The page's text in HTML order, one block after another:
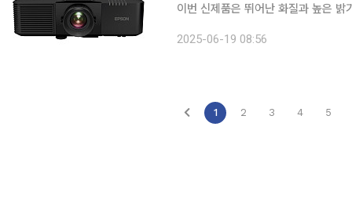
이번 신제품은 뛰어난 화질과 높은
즈니스 환경 및 교육 현장에 적합하다
2025-06-19 08:56
1 2 3 4 5